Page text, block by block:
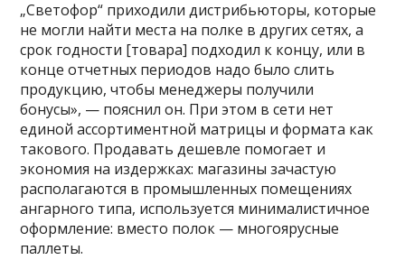
„Светофор“ приходили дистрибьюторы, которые
не могли найти места на полке в других сетях, а
срок годности [товара] подходил к концу, или в
конце отчетных периодов надо было слить
продукцию, чтобы менеджеры получили
бонусы», — пояснил он. При этом в сети нет
единой ассортиментной матрицы и формата как
такового. Продавать дешевле помогает и
экономия на издержках: магазины зачастую
располагаются в промышленных помещениях
ангарного типа, используется минималистичное
оформление: вместо полок — многоярусные
паллеты.